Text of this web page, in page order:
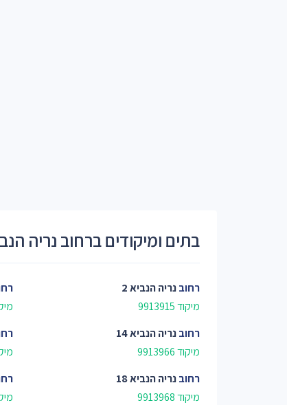
בתים ומיקודים ברחוב נריה
רחובנריה הנביא 2
מיקוד 9913915
מיקוד
רחובנריה הנביא 14
מיקוד 9913966
מיקוד
רחובנריה הנביא 18
מיקוד 9913968
מיקוד